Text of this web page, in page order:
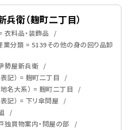
兵衛（麹町二丁目）
衣料品・装飾品
業分類 = 5139その他の身の回り品卸
勢屋新兵衛
記） = 麹町二丁目
名大系） = 麹町二丁目
記） = 下リ傘問屋
独買物案内・問屋の部